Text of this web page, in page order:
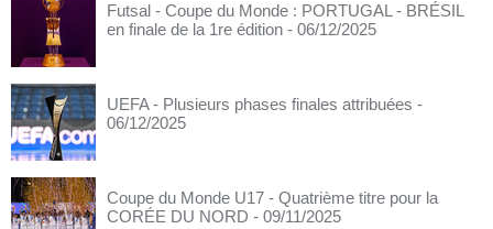
Futsal - Coupe du Monde : PORTUGAL - BRÉSIL
en finale de la 1re édition - 06/12/2025
UEFA - Plusieurs phases finales attribuées -
06/12/2025
Coupe du Monde U17 - Quatrième titre pour la
CORÉE DU NORD - 09/11/2025